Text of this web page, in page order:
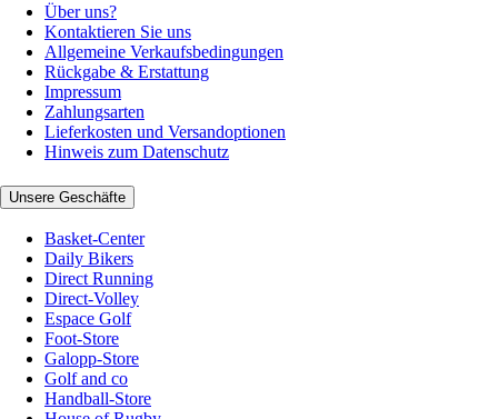
Über uns?
Kontaktieren Sie uns
Allgemeine Verkaufsbedingungen
Rückgabe & Erstattung
Impressum
Zahlungsarten
Lieferkosten und Versandoptionen
Hinweis zum Datenschutz
Unsere Geschäfte
Basket-Center
Daily Bikers
Direct Running
Direct-Volley
Espace Golf
Foot-Store
Galopp-Store
Golf and co
Handball-Store